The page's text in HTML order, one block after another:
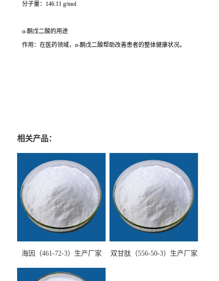
分子量： 146.11 g/mol
α-酮戊二酸的用途
作用：在医药领域，α-酮戊二酸帮助改善患者的整体健康状况。
相关产品：
海因（461-72-3）生产厂家 双甘肽（556-50-3）生产厂家